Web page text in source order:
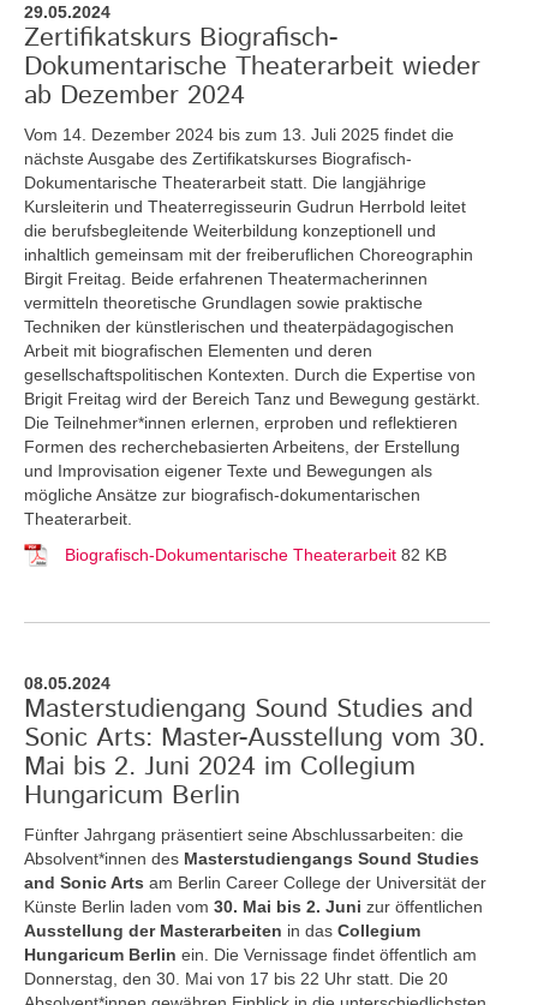
29.05.2024
Zertifikatskurs Biografisch-
Dokumentarische Theaterarbeit wieder
ab Dezember 2024
Vom 14. Dezember 2024 bis zum 13. Juli 2025 findet die
nächste Ausgabe des Zertifikatskurses Biografisch-
Dokumentarische Theaterarbeit statt. Die langjährige
Kursleiterin und Theaterregisseurin Gudrun Herrbold leitet
die berufsbegleitende Weiterbildung konzeptionell und
inhaltlich gemeinsam mit der freiberuflichen Choreographin
Birgit Freitag. Beide erfahrenen Theatermacherinnen
vermitteln theoretische Grundlagen sowie praktische
Techniken der künstlerischen und theaterpädagogischen
Arbeit mit biografischen Elementen und deren
gesellschaftspolitischen Kontexten. Durch die Expertise von
Brigit Freitag wird der Bereich Tanz und Bewegung gestärkt.
Die Teilnehmer*innen erlernen, erproben und reflektieren
Formen des recherchebasierten Arbeitens, der Erstellung
und Improvisation eigener Texte und Bewegungen als
mögliche Ansätze zur biografisch-dokumentarischen
Theaterarbeit.
Biografisch-Dokumentarische Theaterarbeit 82 KB
08.05.2024
Masterstudiengang Sound Studies and
Sonic Arts: Master-Ausstellung vom 30.
Mai bis 2. Juni 2024 im Collegium
Hungaricum Berlin
Fünfter Jahrgang präsentiert seine Abschlussarbeiten: die
Absolvent*innen des Masterstudiengangs Sound Studies
and Sonic Arts am Berlin Career College der Universität der
Künste Berlin laden vom 30. Mai bis 2. Juni zur öffentlichen
Ausstellung der Masterarbeiten in das Collegium
Hungaricum Berlin ein. Die Vernissage findet öffentlich am
Donnerstag, den 30. Mai von 17 bis 22 Uhr statt. Die 20